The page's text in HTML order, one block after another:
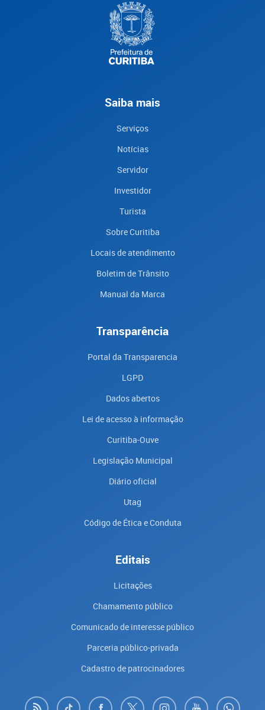
Saiba mais
Serviços
Notícias
Servidor
Investidor
Turista
Sobre Curitiba
Locais de atendimento
Boletim de Trânsito
Manual da Marca
Transparência
Portal da Transparencia
LGPD
Dados abertos
Lei de acesso à informação
Curitiba-Ouve
Legislação Municipal
Diário oficial
Utag
Código de Ética e Conduta
Editais
Licitações
Chamamento público
Comunicado de interesse público
Parceria público-privada
Cadastro de patrocinadores